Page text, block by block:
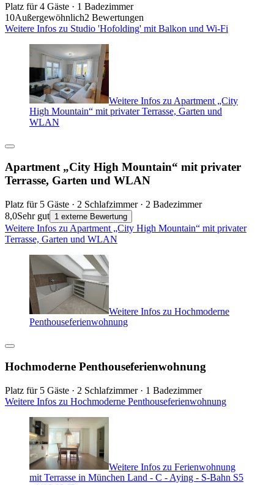
Platz für 4 Gäste · 1 Badezimmer
10Außergewöhnlich2 Bewertungen
Weitere Infos zu Studio 'Hofolding' mit Balkon und Wi-Fi
Weitere Infos zu Apartment „City
High Mountain“ mit privater Terrasse, Garten und
WLAN
Apartment „City High Mountain“ mit privater
Terrasse, Garten und WLAN
Platz für 5 Gäste · 2 Schlafzimmer · 2 Badezimmer
8,0Sehr gut 1 externe Bewertung
Weitere Infos zu Apartment „City High Mountain“ mit privater
Terrasse, Garten und WLAN
Weitere Infos zu Hochmoderne
Penthouseferienwohnung
Hochmoderne Penthouseferienwohnung
Platz für 5 Gäste · 2 Schlafzimmer · 1 Badezimmer
Weitere Infos zu Hochmoderne Penthouseferienwohnung
Weitere Infos zu Ferienwohnung
mit Terrasse in München Land - C - Aying - S-Bahn S5